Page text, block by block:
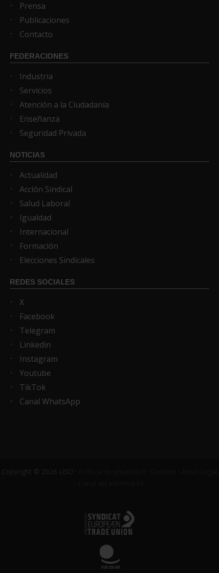
Prensa
Publicaciones
Contacto
FEDERACIONES
Industria
Servicios
Atención a la Ciudadanía
Enseñanza
Seguridad Privada
NOTICIAS
Actualidad
Acción Sindical
Salud Laboral
Igualdad
Internacional
Formación
Elecciones Sindicales
REDES SOCIALES
X
Facebook
Telegram
Linkedin
Instagram
Youtube
TikTok
Canal WhatsApp
Copyright © 2026 USO ·